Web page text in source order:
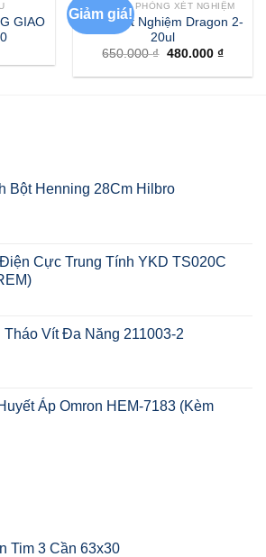
GIAO
Giảm giá!
THIẾT BỊ PHÒNG XÉT NGHIỆM
Pipet Xét Nghiệm Dragon 2-
20ul
650.000₫ Giá
là:
480.000 ₫Giá
tại
Bột Henning 28Cm Hilbro
Cực Trung Tính YKD TS020C
Tháo Vít Đa Năng 211003-2
Áp Omron HEM-7183 (Kèm
Tim 3 Cần 63x30